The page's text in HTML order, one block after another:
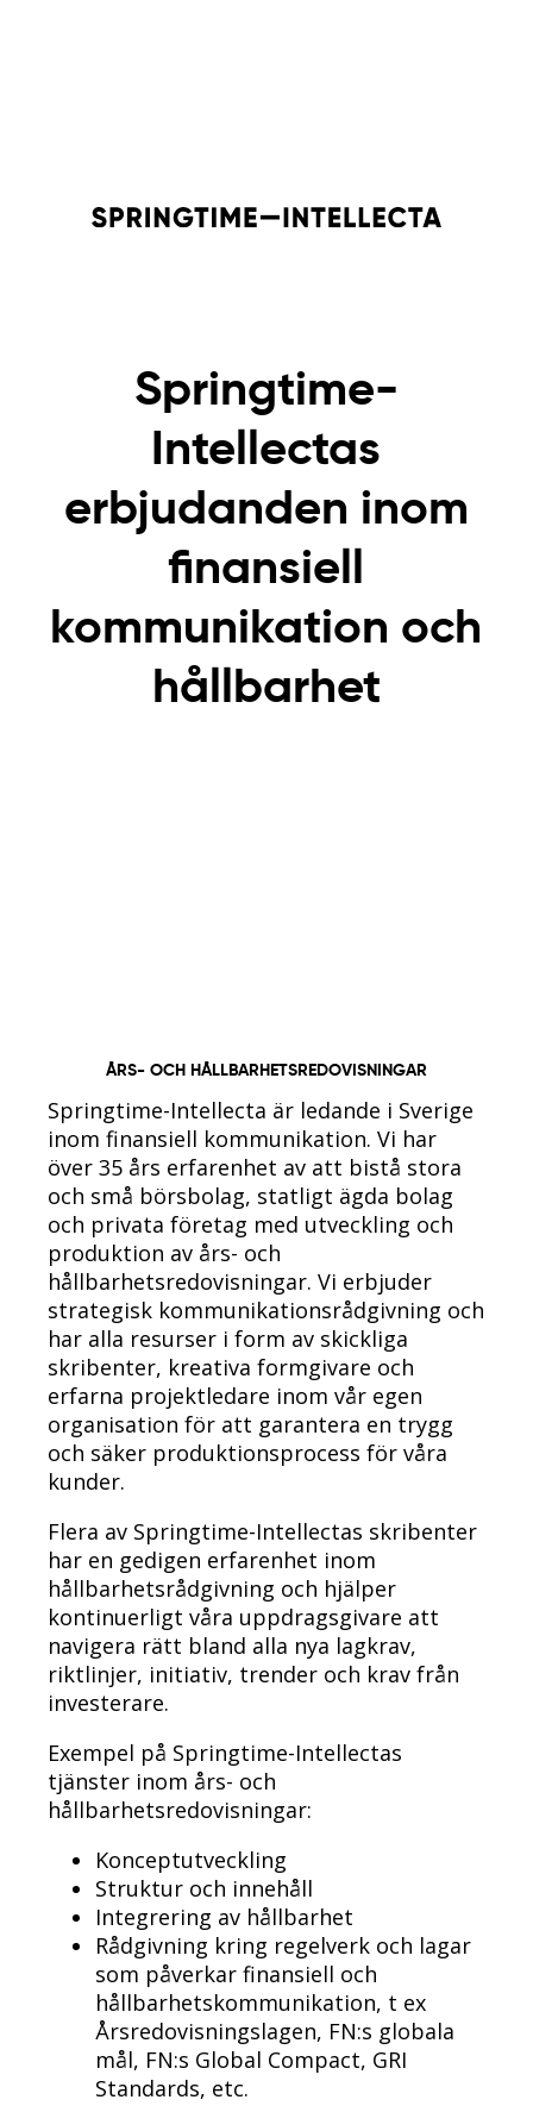
Springtime-
Intellectas
erbjudanden inom
finansiell
kommunikation och
hållbarhet
ÅRS- OCH HÅLLBARHETSREDOVISNINGAR
Springtime-Intellecta är ledande i Sverige
inom finansiell kommunikation. Vi har
över 35 års erfarenhet av att bistå stora
och små börsbolag, statligt ägda bolag
och privata företag med utveckling och
produktion av års- och
hållbarhetsredovisningar. Vi erbjuder
strategisk kommunikationsrådgivning och
har alla resurser i form av skickliga
skribenter, kreativa formgivare och
erfarna projektledare inom vår egen
organisation för att garantera en trygg
och säker produktionsprocess för våra
kunder.
Flera av Springtime-Intellectas skribenter
har en gedigen erfarenhet inom
hållbarhetsrådgivning och hjälper
kontinuerligt våra uppdragsgivare att
navigera rätt bland alla nya lagkrav,
riktlinjer, initiativ, trender och krav från
investerare.
Exempel på Springtime-Intellectas
tjänster inom års- och
hållbarhetsredovisningar:
Konceptutveckling
Struktur och innehåll
Integrering av hållbarhet
Rådgivning kring regelverk och lagar
som påverkar finansiell och
hållbarhetskommunikation, t ex
Årsredovisningslagen, FN:s globala
mål, FN:s Global Compact, GRI
Standards, etc.